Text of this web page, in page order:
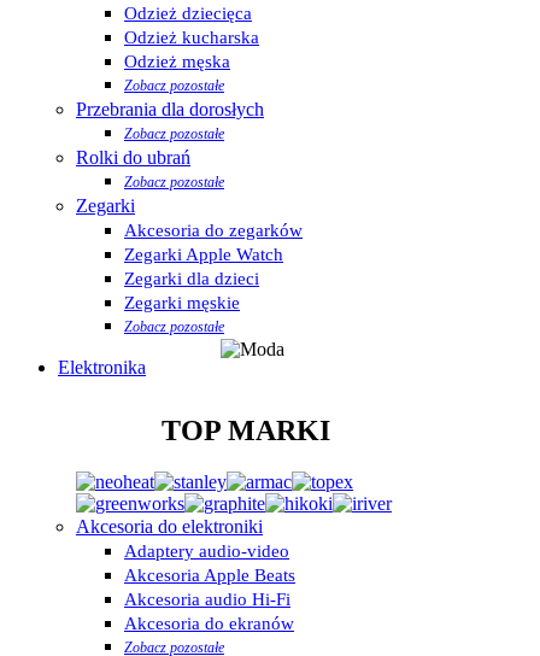
Odzież dziecięca
Odzież kucharska
Odzież męska
Zobacz pozostałe
Przebrania dla dorosłych
Zobacz pozostałe
Rolki do ubrań
Zobacz pozostałe
Zegarki
Akcesoria do zegarków
Zegarki Apple Watch
Zegarki dla dzieci
Zegarki męskie
Zobacz pozostałe
Elektronika
TOP MARKI
Akcesoria do elektroniki
Adaptery audio-video
Akcesoria Apple Beats
Akcesoria audio Hi-Fi
Akcesoria do ekranów
Zobacz pozostałe